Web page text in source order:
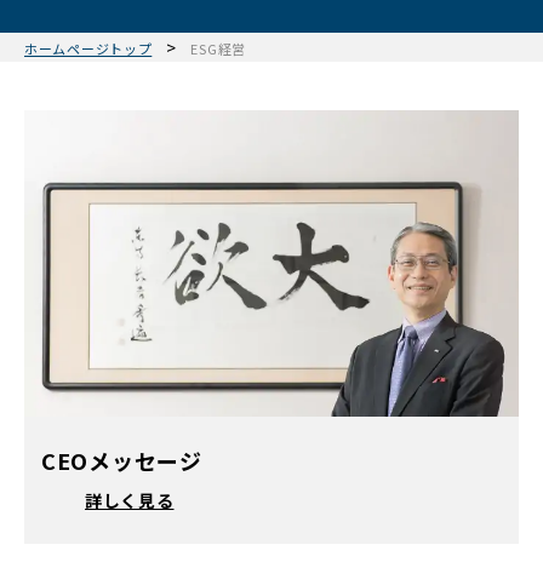
ホームページトップ > ESG経営
CEOメッセージ
詳しく見る